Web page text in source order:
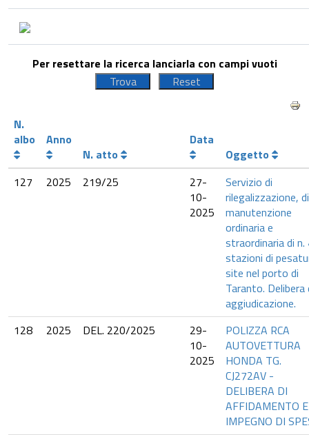
Per resettare la ricerca lanciarla con campi vuoti
N.
albo
Anno
N. atto
Data
Oggetto
127
2025 219/25
27-
10-
2025
Servizio di
rilegalizzazione, di
manutenzione
ordinaria e
straordinaria di n.
stazioni di
site nel porto di
Taranto. Delibera
aggiudicazione.
128
2025 DEL. 220/2025
29-
10-
2025
POLIZZA RCA
AUTOVETTURA
HONDA TG.
CJ272AV -
DELIBERA DI
AFFIDAMENTO E
IMPEGNO DI